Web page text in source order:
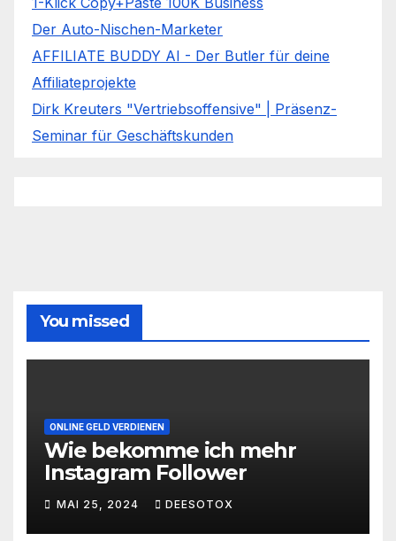
Der Auto-Nischen-Marketer
AFFILIATE BUDDY AI - Der Butler für deine
Affiliateprojekte
Dirk Kreuters "Vertriebsoffensive" | Präsenz-
Seminar für Geschäftskunden
You missed
ONLINE GELD VERDIENEN
Wie bekomme ich mehr
Instagram Follower
MAI 25, 2024 DEESOTOX